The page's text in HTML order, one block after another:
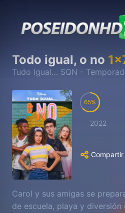
Todo igual, o no 1x
Tudo Igual… SQN -
65
2022
Compartir
Carol y sus amigas se
de escuela, playa y diversión